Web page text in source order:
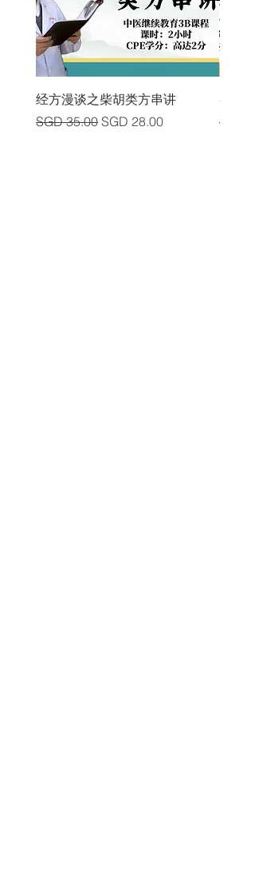
经方漫谈之柴胡类方串讲
Regular Price
SGD 35.00 Sale Price
SGD 28.00
各类
SGD